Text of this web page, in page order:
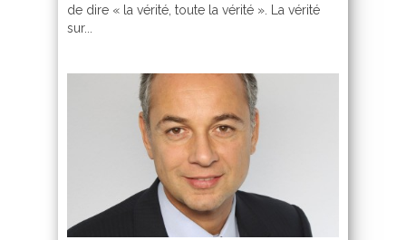
de dire « la vérité, toute la vérité ». La vérité
sur...